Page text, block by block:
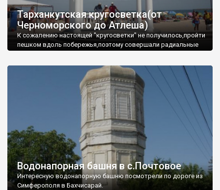
Тарханкутская кругосветка(от
Черноморского до Атлеша)
К сожалению настоящей "кругосветки" не получилось,пройти
пешком вдоль побережья,поэтому совершали радиальные
Водонапорная башня в с.Почтовое
Интересную водонапорную башню посмотрели по дороге из
Симферополя в Бахчисарай.